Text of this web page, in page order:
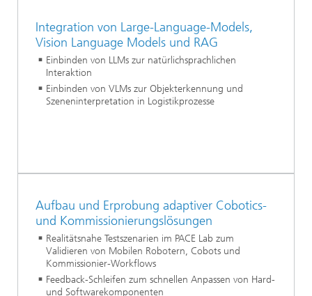
Integration von Large-Language-Models,
Vision Language Models und RAG
Einbinden von LLMs zur natürlichsprachlichen
Interaktion
Einbinden von VLMs zur Objekterkennung und
Szeneninterpretation in Logistikprozesse
Aufbau und Erprobung adaptiver Cobotics-
und Kommissionierungslösungen
Realitätsnahe Testszenarien im PACE Lab zum
Validieren von Mobilen Robotern, Cobots und
Kommissionier-Workflows
Feedback-Schleifen zum schnellen Anpassen von Hard-
und Softwarekomponenten